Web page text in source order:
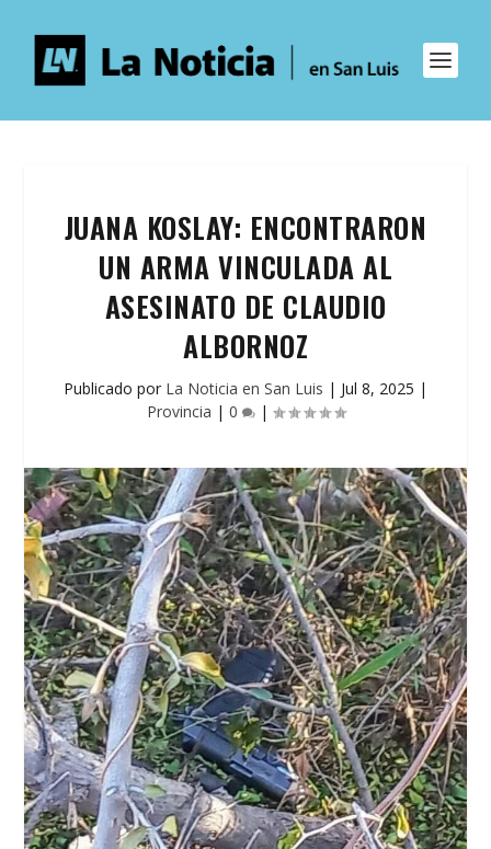
JUANA KOSLAY: ENCONTRARON
UN ARMA VINCULADA AL
ASESINATO DE CLAUDIO
ALBORNOZ
Publicado por La Noticia en San Luis | Jul 8, 2025 |
Provincia | 0 |